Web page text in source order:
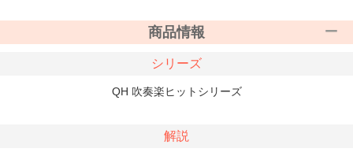
商品情報
シリーズ
QH 吹奏楽ヒットシリーズ
解説